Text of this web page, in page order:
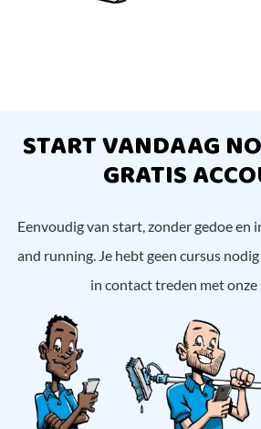
START VANDAAG
GRATIS
Eenvoudig van start, zonder gedoe en
and running. Je hebt geen cursus
in contact treden met onze